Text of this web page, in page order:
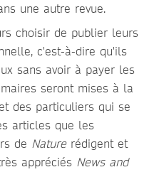
une autre revue.
choisir de publier leurs
c'est-à-dire qu'ils
sans avoir à payer les
seront mises à la
des particuliers qui se
articles que les
de Naturerédigent et
appréciés News and